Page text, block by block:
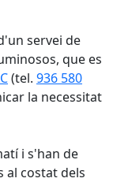
servei de
que es
(tel. 936 580
la necessitat
i s'han de
al costat dels